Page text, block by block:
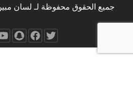
جميع الحقوق محفوظة لـ لسان مبين © 1444هـ -